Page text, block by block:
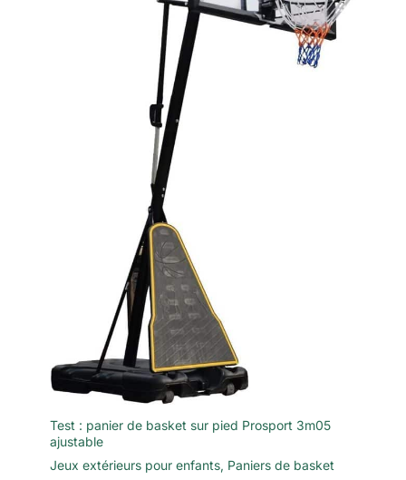
Test : panier de basket sur pied Prosport 3m05
ajustable
Jeux extérieurs pour enfants, Paniers de basket